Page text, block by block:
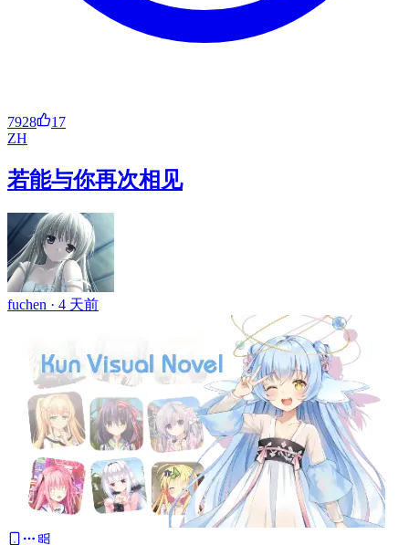
7928
17
ZH
若能与你再次相见
fuchen · 4 天前